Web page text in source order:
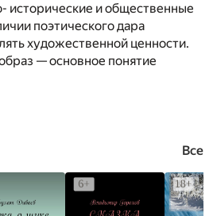
исторические и общественные
поэтического дара
художественной ценности.
— основное понятие
Все